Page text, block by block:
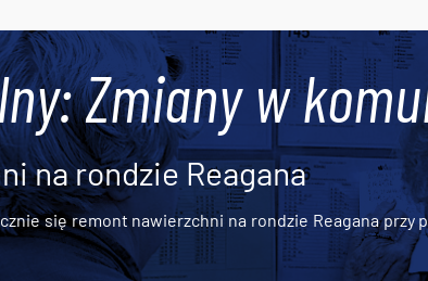
Zmiany w
na rondzie Reagana
się remont nawierzchni na rondzie Reagana przy